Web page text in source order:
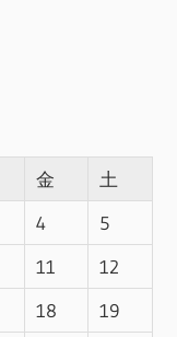
金
土
4
5
11
12
18 19